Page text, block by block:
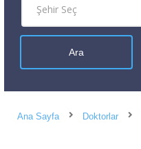
Ana Sayfa Doktorlar